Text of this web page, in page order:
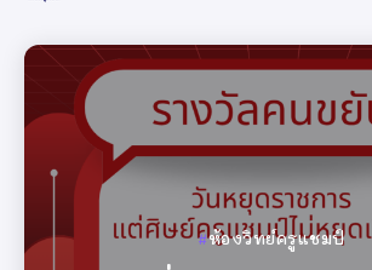
วงการครู
ครูแชมป์
ห้องวิทย์ครูแชมป์
ครูแชมป์
วงการครู
ครูแชมป์
ห้องวิทย์ครูแชมป์
ครูแชมป์
วงการครู
ครูแชมป์
ห้องวิทย์ครูแชมป์
ครูแชมป์